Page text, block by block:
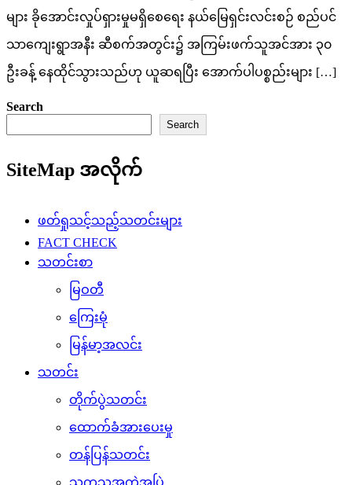
သကသအကွဲအပြဲ
သူတို့ပြောတဲ့ သူတို့အကြောင်း
ပြည်သူ့အကျိုးပြု
ပညာပေး
မွေးမြူရေး
ကျန်းမာရေး
လက်မှုပညာ
စစ်ဘက်ဥပဒေ
လစာနှင့်စရိတ်နှုန်းထား
အထွေထွေဗဟုသုတ
စစ်ချီသီချင်း
စစ်သည်ရေး/ဆိုသီချင်းများ
ရဲစိတ်ရဲမာန်သီချင်းများ
ဖျော်ဖြေရေး